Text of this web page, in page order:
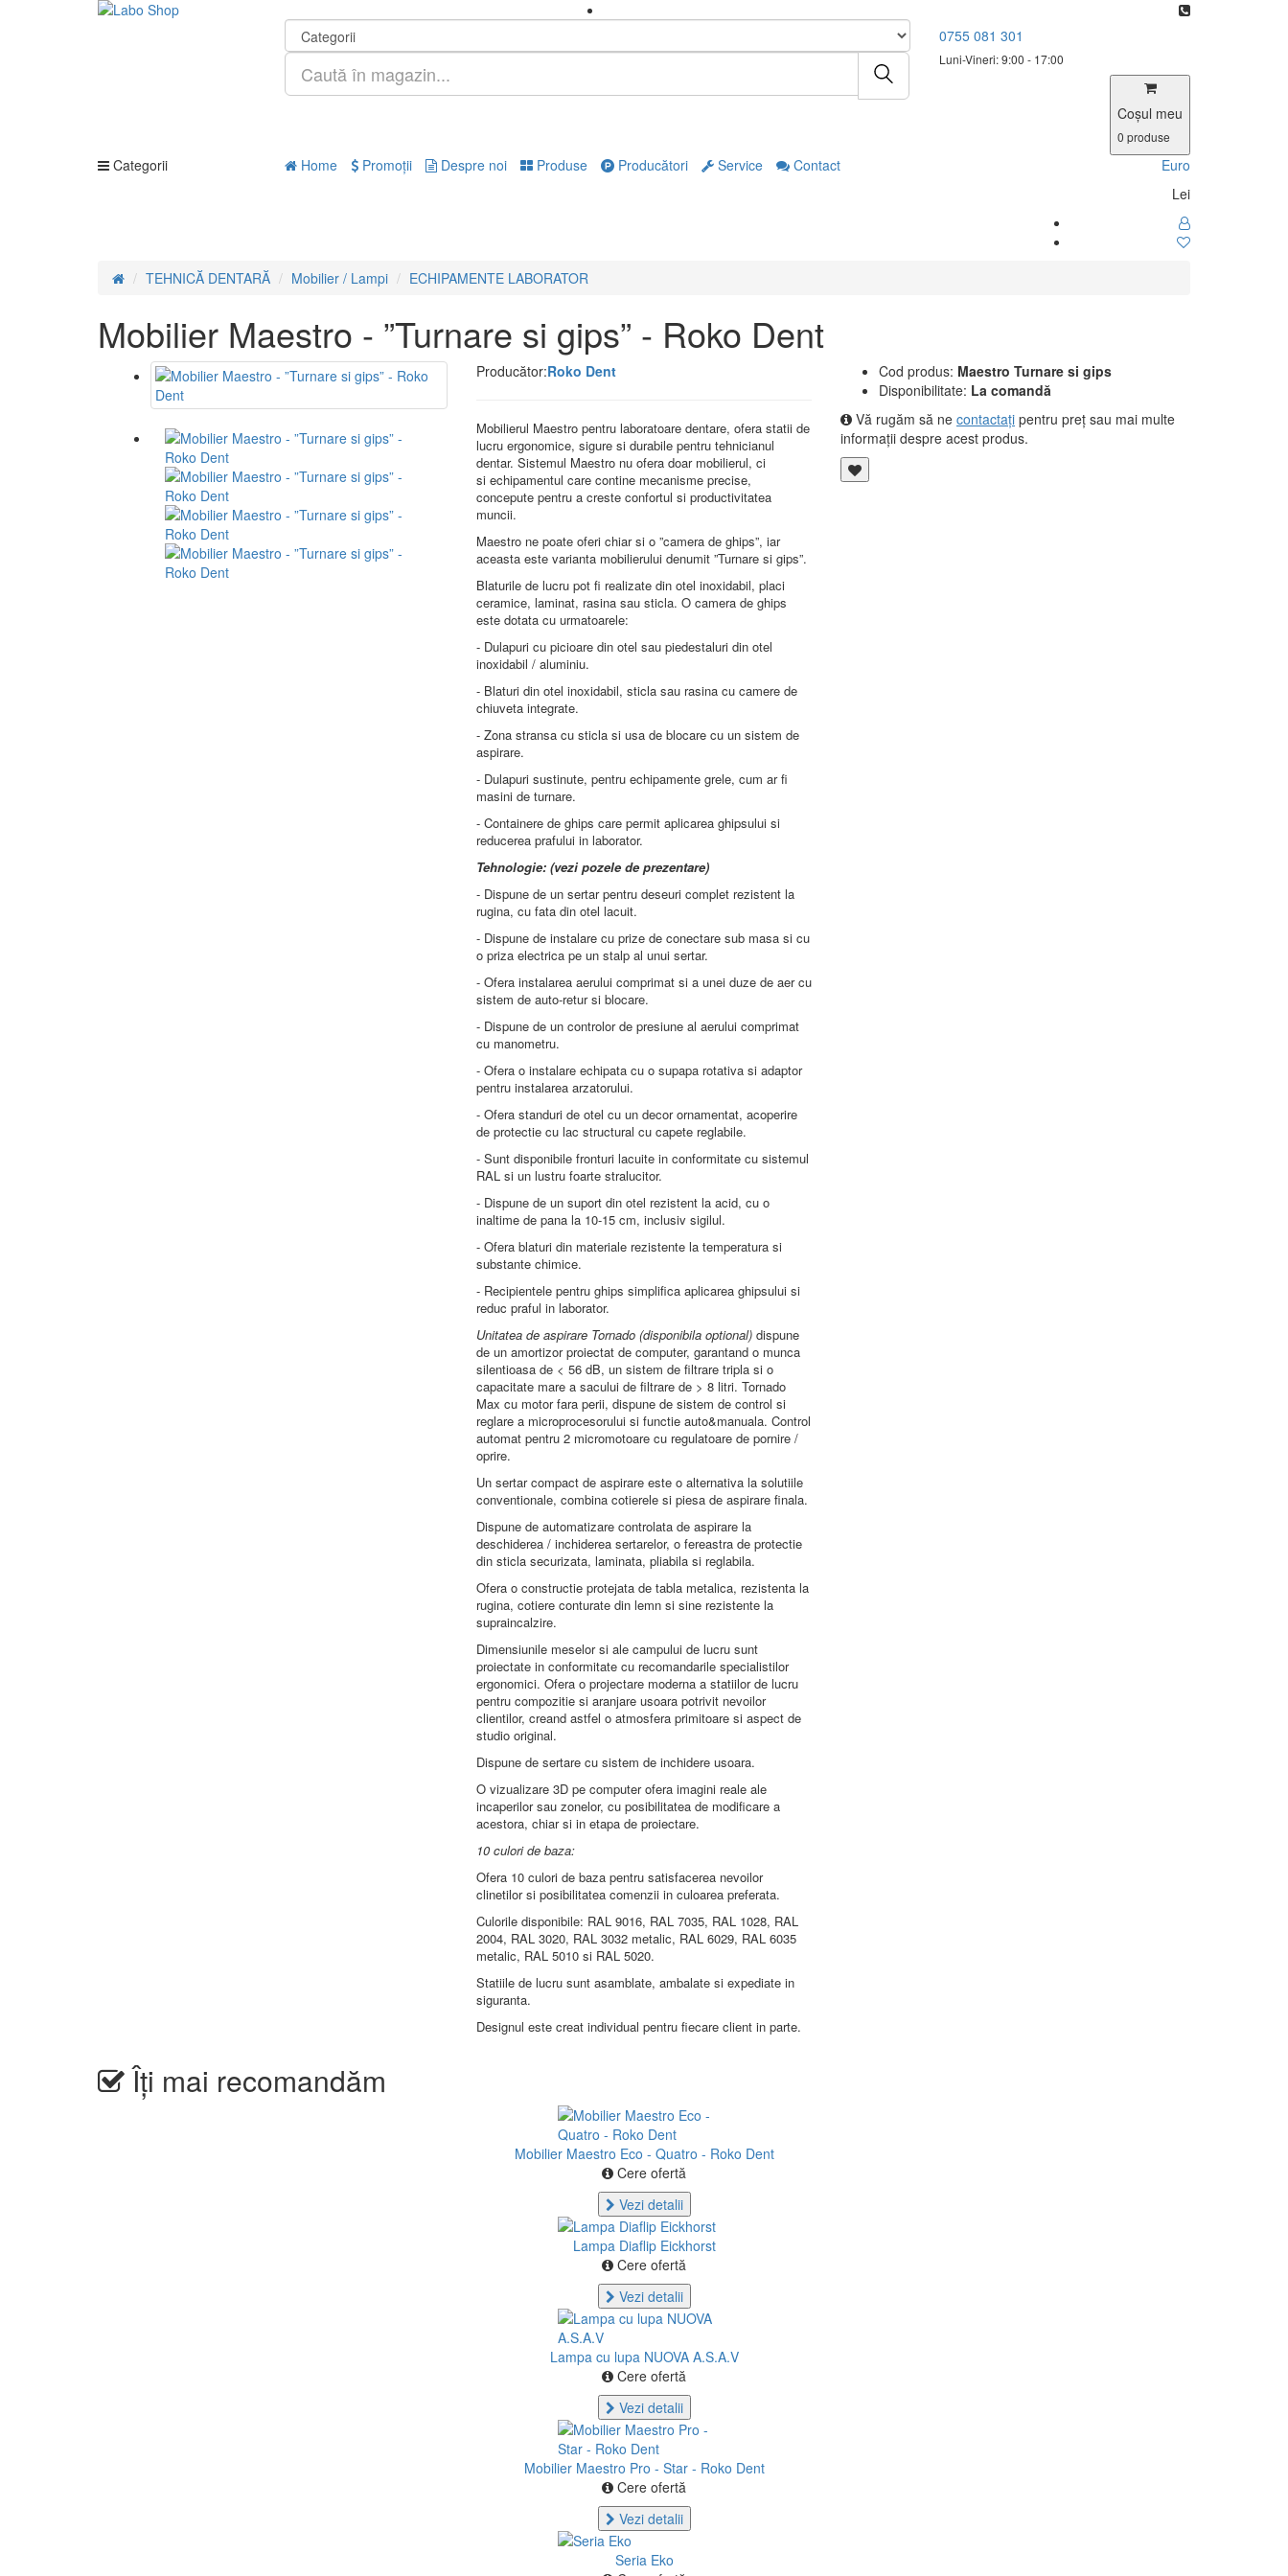
0755 081 301
Luni-Vineri: 9:00 - 17:00
Coşul meu
0 produse
Categorii Home Promoţii Despre noi Produse Producători Service Contact
Euro
Lei
TEHNICĂ DENTARĂ Mobilier / Lampi ECHIPAMENTE LABORATOR
Mobilier Maestro - ”Turnare si gips” - Roko Dent
Producător:Roko Dent
Mobilierul Maestro pentru laboratoare dentare, ofera statii de
lucru ergonomice, sigure si durabile pentru tehnicianul
dentar. Sistemul Maestro nu ofera doar mobilierul, ci
si echipamentul care contine mecanisme precise,
concepute pentru a creste confortul si productivitatea
muncii.
Maestro ne poate oferi chiar si o ”camera de ghips”, iar
aceasta este varianta mobilierului denumit ”Turnare si gips”.
Blaturile de lucru pot fi realizate din otel inoxidabil, placi
ceramice, laminat, rasina sau sticla. O camera de ghips
este dotata cu urmatoarele:
- Dulapuri cu picioare din otel sau piedestaluri din otel
inoxidabil / aluminiu.
- Blaturi din otel inoxidabil, sticla sau rasina cu camere de
chiuveta integrate.
- Zona stransa cu sticla si usa de blocare cu un sistem de
aspirare.
- Dulapuri sustinute, pentru echipamente grele, cum ar fi
masini de turnare.
- Containere de ghips care permit aplicarea ghipsului si
reducerea prafului in laborator.
Tehnologie: (vezi pozele de prezentare)
- Dispune de un sertar pentru deseuri complet rezistent la
rugina, cu fata din otel lacuit.
- Dispune de instalare cu prize de conectare sub masa si cu
o priza electrica pe un stalp al unui sertar.
- Ofera instalarea aerului comprimat si a unei duze de aer cu
sistem de auto-retur si blocare.
- Dispune de un controlor de presiune al aerului comprimat
cu manometru.
- Ofera o instalare echipata cu o supapa rotativa si adaptor
pentru instalarea arzatorului.
- Ofera standuri de otel cu un decor ornamentat, acoperire
de protectie cu lac structural cu capete reglabile.
- Sunt disponibile fronturi lacuite in conformitate cu sistemul
RAL si un lustru foarte stralucitor.
- Dispune de un suport din otel rezistent la acid, cu o
inaltime de pana la 10-15 cm, inclusiv sigilul.
- Ofera blaturi din materiale rezistente la temperatura si
substante chimice.
- Recipientele pentru ghips simplifica aplicarea ghipsului si
reduc praful in laborator.
Unitatea de aspirare Tornado (disponibila optional) dispune
de un amortizor proiectat de computer, garantand o munca
silentioasa de < 56 dB, un sistem de filtrare tripla si o
capacitate mare a sacului de filtrare de > 8 litri. Tornado
Max cu motor fara perii, dispune de sistem de control si
reglare a microprocesorului si functie auto&manuala. Control
automat pentru 2 micromotoare cu regulatoare de pornire /
oprire.
Un sertar compact de aspirare este o alternativa la solutiile
conventionale, combina cotierele si piesa de aspirare finala.
Dispune de automatizare controlata de aspirare la
deschiderea / inchiderea sertarelor, o fereastra de protectie
din sticla securizata, laminata, pliabila si reglabila.
Ofera o constructie protejata de tabla metalica, rezistenta la
rugina, cotiere conturate din lemn si sine rezistente la
supraincalzire.
Dimensiunile meselor si ale campului de lucru sunt
proiectate in conformitate cu recomandarile specialistilor
ergonomici. Ofera o projectare moderna a statiilor de lucru
pentru compozitie si aranjare usoara potrivit nevoilor
clientilor, creand astfel o atmosfera primitoare si aspect de
studio original.
Dispune de sertare cu sistem de inchidere usoara.
O vizualizare 3D pe computer ofera imagini reale ale
incaperilor sau zonelor, cu posibilitatea de modificare a
acestora, chiar si in etapa de proiectare.
10 culori de baza:
Ofera 10 culori de baza pentru satisfacerea nevoilor
clinetilor si posibilitatea comenzii in culoarea preferata.
Culorile disponibile: RAL 9016, RAL 7035, RAL 1028, RAL
2004, RAL 3020, RAL 3032 metalic, RAL 6029, RAL 6035
metalic, RAL 5010 si RAL 5020.
Statiile de lucru sunt asamblate, ambalate si expediate in
siguranta.
Designul este creat individual pentru fiecare client in parte.
Cod produs: Maestro Turnare si gips
Disponibilitate: La comandă
Vă rugăm să ne contactați pentru preț sau mai multe
informații despre acest produs.
Îți mai recomandăm
Mobilier Maestro Eco - Quatro - Roko Dent
Cere ofertă
Vezi detalii
Lampa Diaflip Eickhorst
Cere ofertă
Vezi detalii
Lampa cu lupa NUOVA A.S.A.V
Cere ofertă
Vezi detalii
Mobilier Maestro Pro - Star - Roko Dent
Cere ofertă
Vezi detalii
Seria Eko